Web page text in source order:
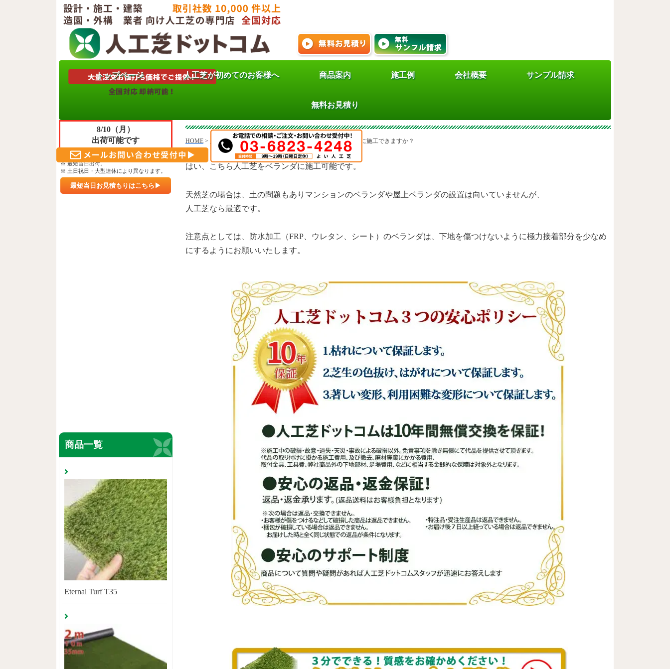
トップページ 人工芝が初めてのお客様へ 商品案内 施工例 会社概要 サンプル請求
無料お見積り
人工芝をベランダに施工できますか？
HOME > よくある質問>人工芝に関する質問 人工芝をベランダに施工できますか？
はい、こちら人工芝をベランダに施工可能です。
天然芝の場合は、土の問題もありマンションのベランダや屋上ベランダの設置は向いていませんが、
人工芝なら最適です。
注意点としては、防水加工（FRP、ウレタン、シート）のベランダは、下地を傷つけないように極力接着部分を少なめ
にするようにお願いいたします。
8/10（月）
出荷可能です
※ 午前10時30分までのご入金確認。
※ 最短当日出荷。
※ 土日祝日・大型連休により異なります。
最短当日お見積もりはこちら▶
商品一覧
Eternal Turf T35